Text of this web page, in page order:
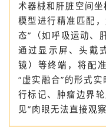
科手术达成精准切
能通过定位设备（
术器械和肝脏空间坐
模型进行精准匹配
态”（如呼吸运动、
通过显示屏、头戴
镜）等终端，将配
“虚实融合”的形式
行标记、肿瘤边界